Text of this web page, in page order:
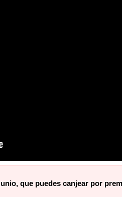
que puedes canjear por